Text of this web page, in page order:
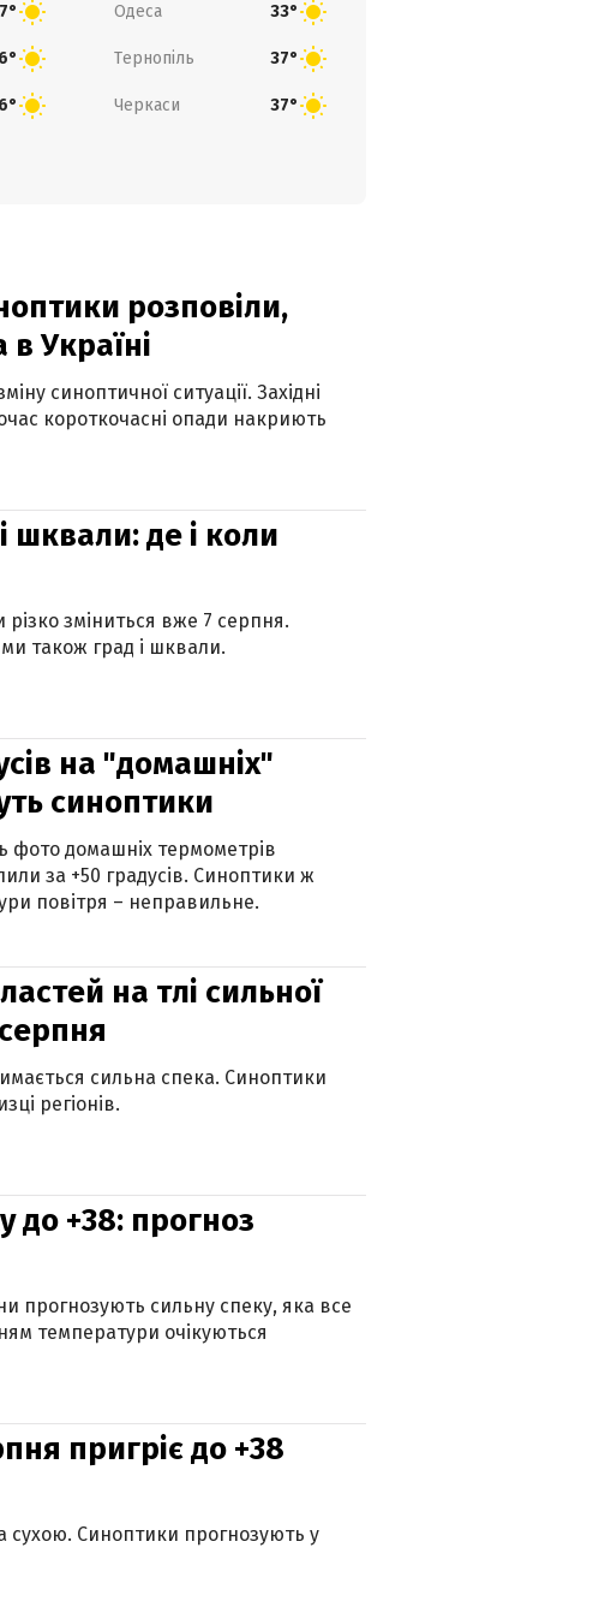
Одеса 33°
Тернопіль 37°
Черкаси 37°
розповіли,
Україні
синоптичної ситуації. Західні
короткочасні опади накриють
шквали: де і коли
різко зміниться вже 7 серпня.
також град і шквали.
на "домашніх"
синоптики
домашніх термометрів
за +50 градусів. Синоптики ж
повітря – неправильне.
на тлі сильної
сильна спека. Синоптики
регіонів.
до +38: прогноз
прогнозують сильну спеку, яка все
температури очікуються
пригріє до +38
сухою. Синоптики прогнозують у